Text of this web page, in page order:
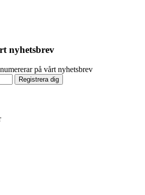
nyhetsbrev
på vårt nyhetsbrev
Registrera dig